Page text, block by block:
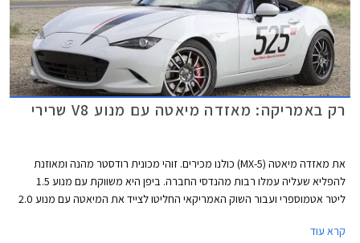
רק באמריקה: מאזדה מיאטה עם מנוע V8 שרירי
את מאזדה מיאטה (MX-5) כולנו מכירים. זוהי מכונית רודסטר מהנה ומאוזנת
להפליא שעליה עמלו רבות מהנדסי החברה. ביפן היא משווקת עם מנוע 1.5
ליטר אטמוספרי ועבור השוק האמריקאי החליטו לצייד את המיאטה עם מנוע 2.0
החל מהצ'יפס במקדונדלס ועד למנוע ברכב.
קרא עוד